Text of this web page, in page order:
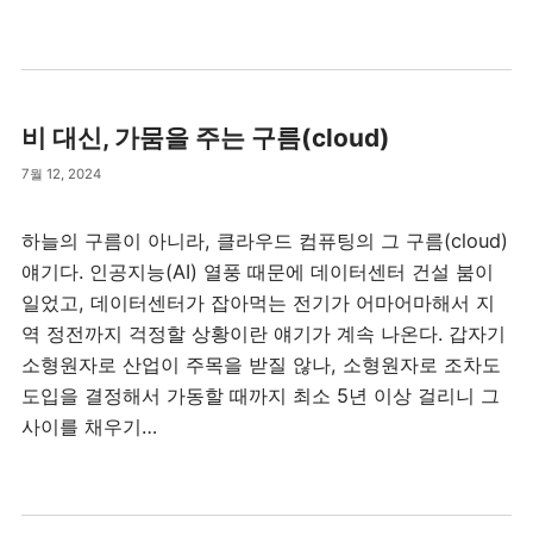
비 대신, 가뭄을 주는 구름(cloud)
7월 12, 2024
하늘의 구름이 아니라, 클라우드 컴퓨팅의 그 구름(cloud)
얘기다. 인공지능(AI) 열풍 때문에 데이터센터 건설 붐이
일었고, 데이터센터가 잡아먹는 전기가 어마어마해서 지
역 정전까지 걱정할 상황이란 얘기가 계속 나온다. 갑자기
소형원자로 산업이 주목을 받질 않나, 소형원자로 조차도
도입을 결정해서 가동할 때까지 최소 5년 이상 걸리니 그
사이를 채우기…